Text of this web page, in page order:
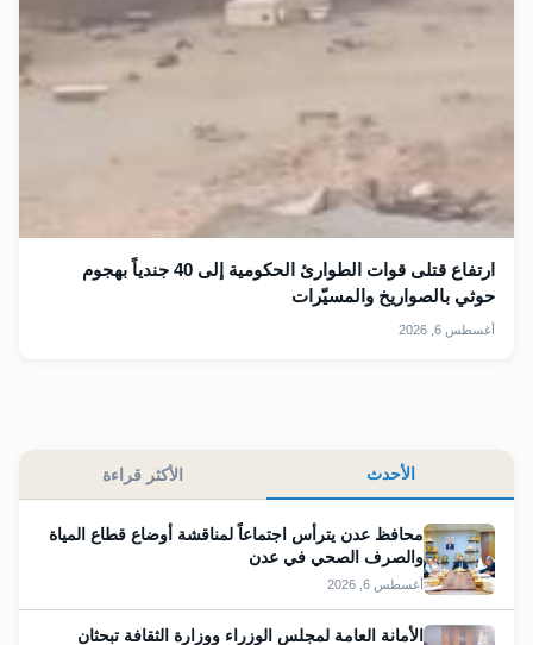
ارتفاع قتلى قوات الطوارئ الحكومية إلى 40 جندياً بهجوم
حوثي بالصواريخ والمسيّرات
أغسطس 6, 2026
الأحدث الأكثر قراءة
محافظ عدن يترأس اجتماعاً لمناقشة أوضاع قطاع المياة
والصرف الصحي في عدن
أغسطس 6, 2026
الأمانة العامة لمجلس الوزراء ووزارة الثقافة تبحثان